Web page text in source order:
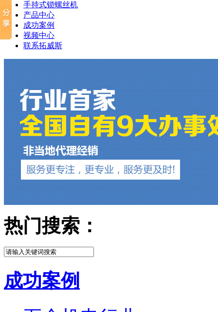
手持式锁螺丝机
产品中心
成功案例
视频中心
联系拓威斯
热门搜索：
成功案例